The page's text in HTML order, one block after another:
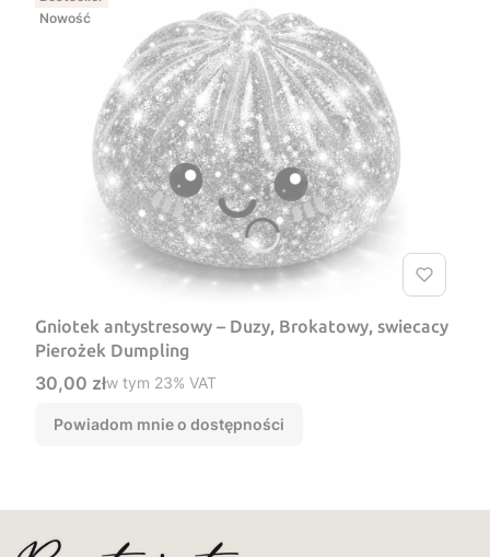
Nowość
Gniotek antystresowy – Duzy, Brokatowy, swiecacy
Pierożek Dumpling
Cena brutto
30,00 złw tym %s VAT
w tym 23% VAT
Powiadom mnie o dostępności